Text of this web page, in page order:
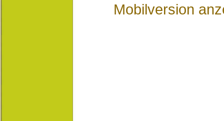
Mobilversion